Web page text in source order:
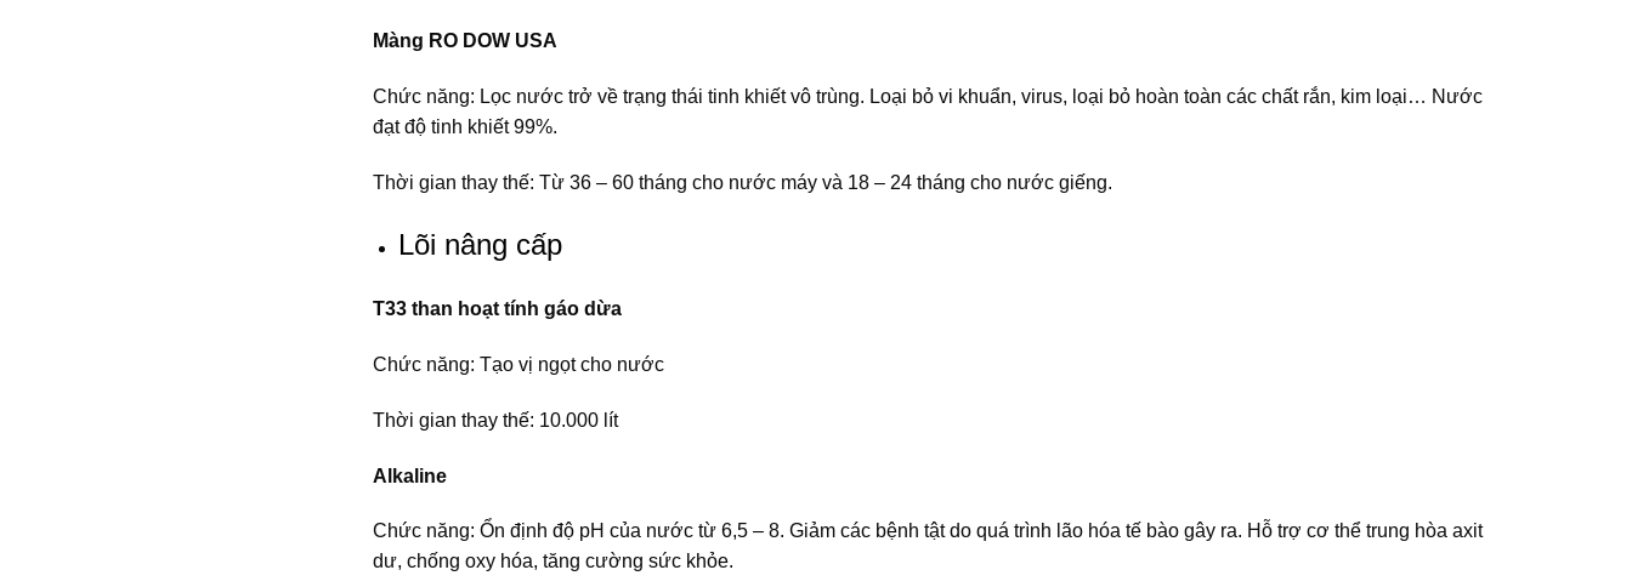
Màng RO DOW USA
Chức năng: Lọc nước trở về trạng thái tinh khiết vô trùng. Loại bỏ vi khuẩn, virus, loại bỏ hoàn toàn các chất rắn, kim loại… Nước
đạt độ tinh khiết 99%.
Thời gian thay thế: Từ 36 – 60 tháng cho nước máy và 18 – 24 tháng cho nước giếng.
Lõi nâng cấp
T33 than hoạt tính gáo dừa
Chức năng: Tạo vị ngọt cho nước
Thời gian thay thế: 10.000 lít
Alkaline
Chức năng: Ổn định độ pH của nước từ 6,5 – 8. Giảm các bệnh tật do quá trình lão hóa tế bào gây ra. Hỗ trợ cơ thể trung hòa axit
dư, chống oxy hóa, tăng cường sức khỏe.